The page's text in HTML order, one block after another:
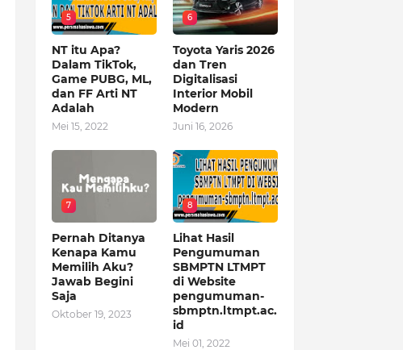
5
NT itu Apa?
Dalam TikTok,
Game PUBG, ML,
dan FF Arti NT
Adalah
Mei 15, 2022
6
Toyota Yaris 2026
dan Tren
Digitalisasi
Interior Mobil
Modern
Juni 16, 2026
7
Pernah Ditanya
Kenapa Kamu
Memilih Aku?
Jawab Begini
Saja
Oktober 19, 2023
8
Lihat Hasil
Pengumuman
SBMPTN LTMPT
di Website
pengumuman-
sbmptn.ltmpt.ac.
id
Mei 01, 2022